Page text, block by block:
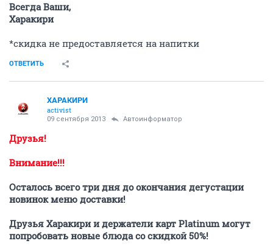
Всегда Ваши,
Харакири
*скидка не предоставляется на напитки
ОТВЕТИТЬ
ХАРАКИРИ
activist
09 сентября 2013 Автоинформатор
Друзья!
Внимание!!!
Осталось всего три дня до окончания дегустации
новинок меню доставки!
Друзья Харакири и держатели карт Platinum могут
попробовать новые блюда со скидкой 50%!